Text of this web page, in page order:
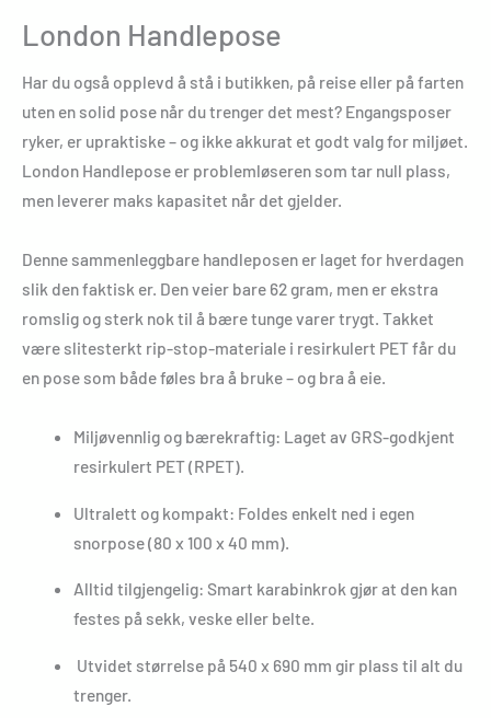
London Handlepose
Har du også opplevd å stå i butikken, på reise eller på farten
uten en solid pose når du trenger det mest? Engangsposer
ryker, er upraktiske – og ikke akkurat et godt valg for miljøet.
London Handlepose er problemløseren som tar null plass,
men leverer maks kapasitet når det gjelder.
Denne sammenleggbare handleposen er laget for hverdagen
slik den faktisk er. Den veier bare 62 gram, men er ekstra
romslig og sterk nok til å bære tunge varer trygt. Takket
være slitesterkt rip-stop-materiale i resirkulert PET får du
en pose som både føles bra å bruke – og bra å eie.
Miljøvennlig og bærekraftig: Laget av GRS-godkjent
resirkulert PET (RPET).
Ultralett og kompakt: Foldes enkelt ned i egen
snorpose (80 x 100 x 40 mm).
Alltid tilgjengelig: Smart karabinkrok gjør at den kan
festes på sekk, veske eller belte.
Utvidet størrelse på 540 x 690 mm gir plass til alt du
trenger.